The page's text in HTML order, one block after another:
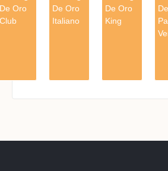
De Oro
Club
De Oro
Italiano
De Oro
King